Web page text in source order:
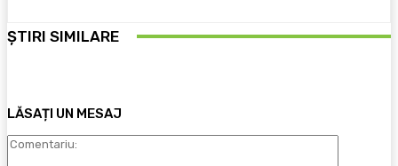
ȘTIRI SIMILARE
LĂSAȚI UN MESAJ